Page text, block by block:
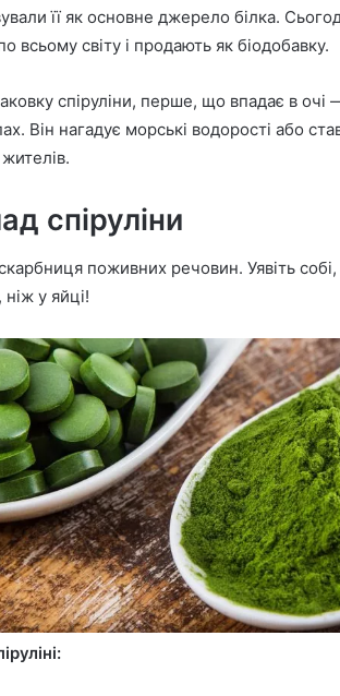
її як основне джерело білка.
всьому світу і продають як біодобавку.
спіруліни, перше, що впадає в очі
Він нагадує морські водорості або
спіруліни
поживних речовин. Уявіть
ніж у яйці!